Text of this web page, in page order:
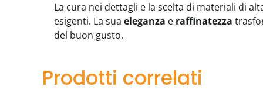
La cura nei dettagli e la scelta di materiali di
esigenti. La sua eleganza e raffinatezza
del buon gusto.
Prodotti correlati